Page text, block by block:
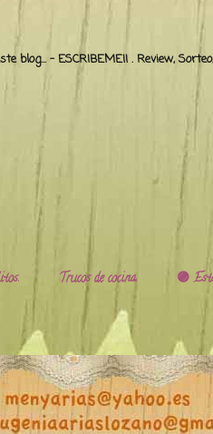
blog... - ESCRIBEME!! . Review,
Trucos de cocina. 🟣